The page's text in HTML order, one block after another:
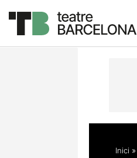
Descripció
Inici »